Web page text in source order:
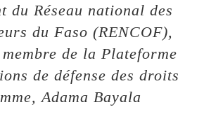
du Réseau national des
du Faso (RENCOF),
de la Plateforme
de défense des droits
Adama Bayala